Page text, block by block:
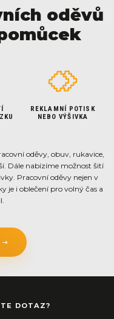
oděvů
REKLAMNÍ POTISK
NEBO VÝŠIVKA
oděvy, obuv, rukavice,
Dále nabízíme možnost šití
Pracovní oděvy nejen v
je i oblečení pro volný čas a
DOTAZ?